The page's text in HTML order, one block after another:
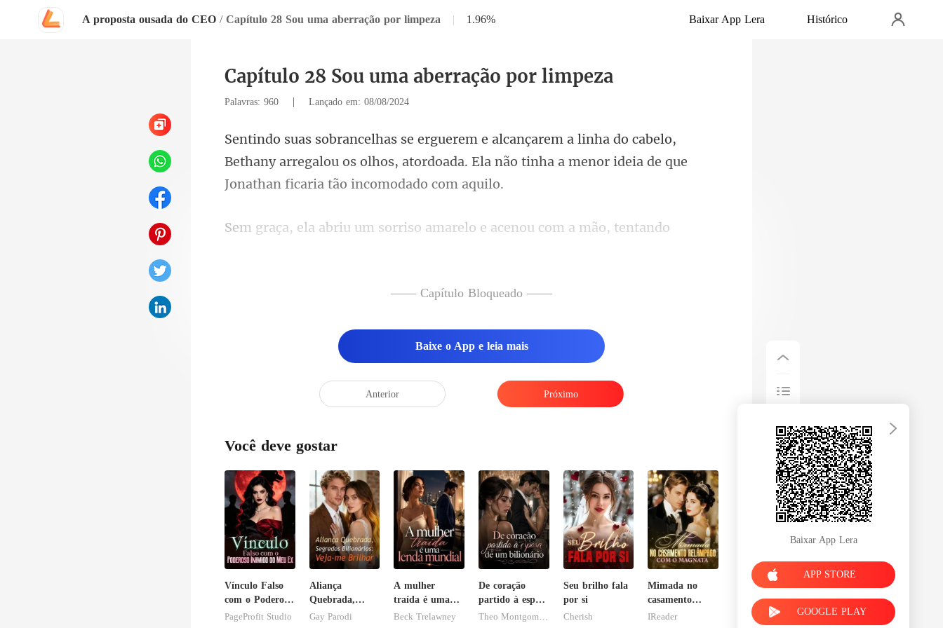
A proposta ousada do CEO / Capítulo 28 Sou uma aberração por limpeza | 1.96% Baixar App Lera Histórico
Capítulo 28 Sou uma aberração por limpeza
Palavras: 960 | Lançado em: 08/08/2024
cabelo,
Bethany arregalou os olhos, atordoada. Ela não tinha a
a mão, tentando
—— Capítulo Bloqueado ——
Baixe o App e leia mais
Anterior Próximo
Você deve gostar
Vínculo Falso
com o Poderoso
Inimigo do Meu
PageProfit Studio
Aliança
Quebrada,
Segredos
Gay Parodi
A mulher
traída é uma
lenda mundial
Beck Trelawney
De coração
partido à esposa
de um
Seu brilho fala
por si
Cherish
Mimada no
casamento
relâmpago com
IReader
Baixar App Lera
APP STORE
GOOGLE PLAY